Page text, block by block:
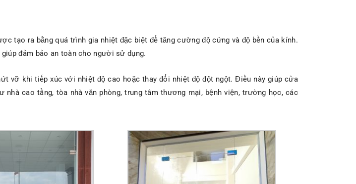
tạo ra bằng quá trình gia nhiệt đặc biệt để tăng cường độ cứng và độ bền của kính.
đảm bảo an toàn cho người sử dụng.
vỡ khi tiếp xúc với nhiệt độ cao hoặc thay đổi nhiệt độ đột ngột. Điều này giúp cửa
cao tầng, tòa nhà văn phòng, trung tâm thương mại, bệnh viện, trường học, các